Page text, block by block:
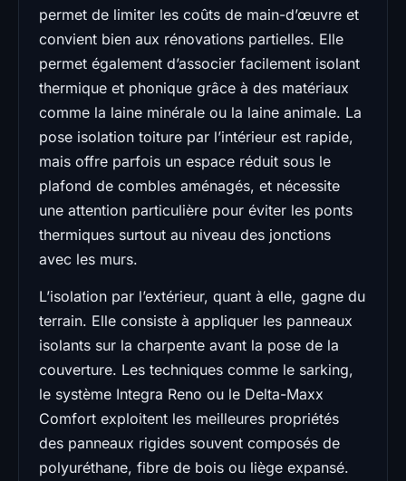
permet de limiter les coûts de main-d’œuvre et
convient bien aux rénovations partielles. Elle
permet également d’associer facilement isolant
thermique et phonique grâce à des matériaux
comme la laine minérale ou la laine animale. La
pose isolation toiture par l’intérieur est rapide,
mais offre parfois un espace réduit sous le
plafond de combles aménagés, et nécessite
une attention particulière pour éviter les ponts
thermiques surtout au niveau des jonctions
avec les murs.
L’isolation par l’extérieur, quant à elle, gagne du
terrain. Elle consiste à appliquer les panneaux
isolants sur la charpente avant la pose de la
couverture. Les techniques comme le sarking,
le système Integra Reno ou le Delta-Maxx
Comfort exploitent les meilleures propriétés
des panneaux rigides souvent composés de
polyuréthane, fibre de bois ou liège expansé.